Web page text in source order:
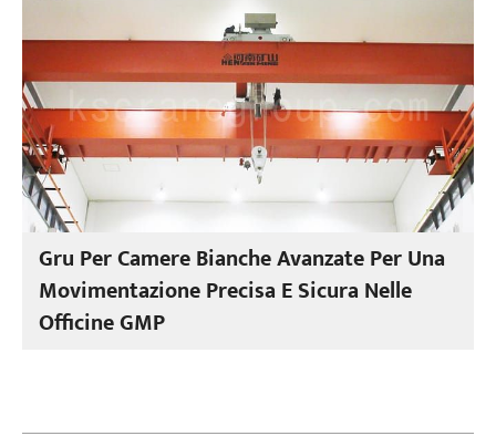
Gru Per Camere Bianche Avanzate Per Una
Movimentazione Precisa E Sicura Nelle
Officine GMP